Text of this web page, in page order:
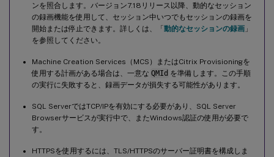
ンを照合します。バージョン7.18リリース以降、動的なセッション
の録画機能を使用して、セッション中いつでもセッションの録画を
開始または停止できます。詳しくは、「動的なセッションの録画 」
を参照してください。
Machine Creation Services（MCS）またはCitrix Provisioningを
使用する計画がある場合は、一意な QMId を準備します。この手順
の実行に失敗すると、録画データが損失する可能性があります。
SQL ServerではTCP/IPを有効にする必要があり、SQL Server
Browserサービスが実行中で、またWindows認証の使用が必要で
す。
HTTPSを使用するには、TLS/HTTPSのサーバー証明書を構成しま